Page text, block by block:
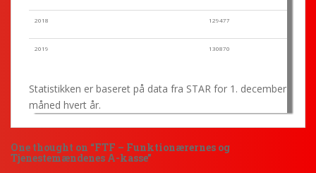
2018 129477
2019 130870
Statistikken er baseret på data fra STAR for 1. december
måned hvert år.
One thought on “FTF – Funktionærernes og
Tjenestemændenes A-kasse”